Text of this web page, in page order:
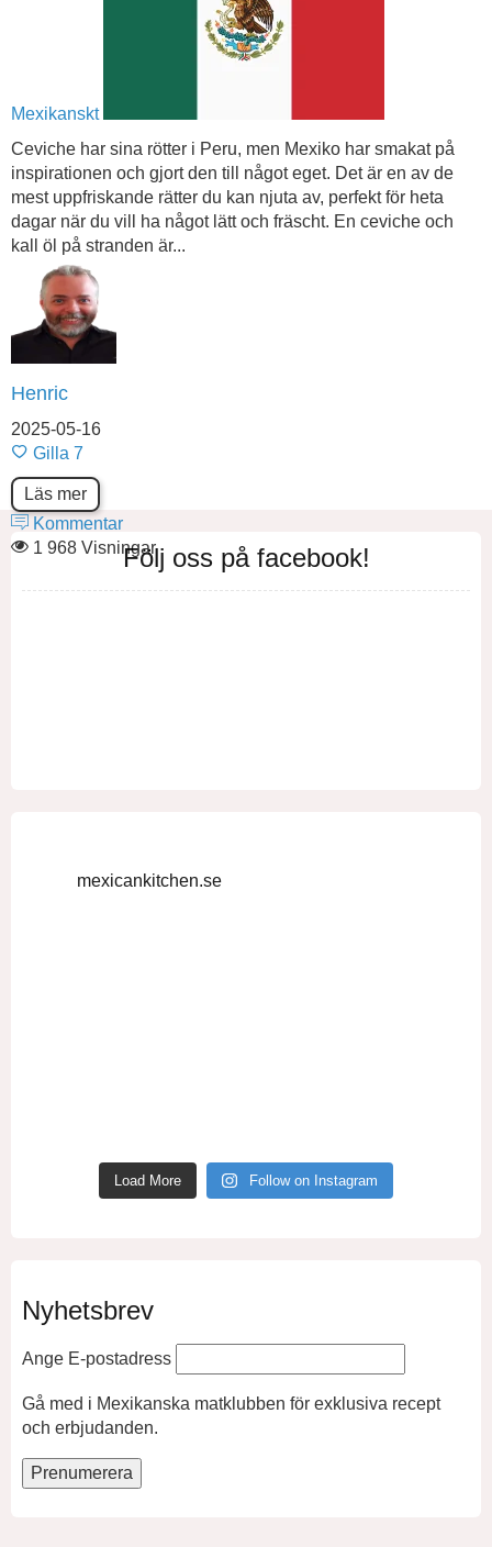
Mexikanskt
Ceviche har sina rötter i Peru, men Mexiko har smakat på
inspirationen och gjort den till något eget. Det är en av de
mest uppfriskande rätter du kan njuta av, perfekt för heta
dagar när du vill ha något lätt och fräscht. En ceviche och
kall öl på stranden är...
Henric
2025-05-16
Gilla 7
Läs mer
Kommentar
1 968 VisningarFölj oss på facebook!
mexicankitchen.se
Load More Follow on Instagram
Nyhetsbrev
Ange E-postadress
Gå med i Mexikanska matklubben för exklusiva recept
och erbjudanden.